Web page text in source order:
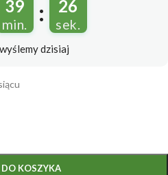
39
min. : 25
sek.
dzisiaj
KOSZYKA